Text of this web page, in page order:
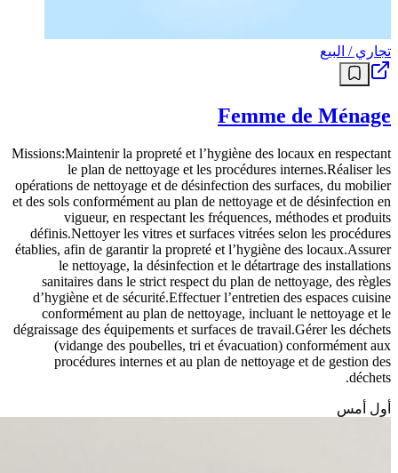
تجاري / البيع
Femme de Ménage
Missions:Maintenir la propreté et l’hygiène des locaux en respectant
le plan de nettoyage et les procédures internes.Réaliser les
opérations de nettoyage et de désinfection des surfaces, du mobilier
et des sols conformément au plan de nettoyage et de désinfection en
vigueur, en respectant les fréquences, méthodes et produits
définis.Nettoyer les vitres et surfaces vitrées selon les procédures
établies, afin de garantir la propreté et l’hygiène des locaux.Assurer
le nettoyage, la désinfection et le détartrage des installations
sanitaires dans le strict respect du plan de nettoyage, des règles
d’hygiène et de sécurité.Effectuer l’entretien des espaces cuisine
conformément au plan de nettoyage, incluant le nettoyage et le
dégraissage des équipements et surfaces de travail.Gérer les déchets
(vidange des poubelles, tri et évacuation) conformément aux
procédures internes et au plan de nettoyage et de gestion des
déchets.
أول أمس